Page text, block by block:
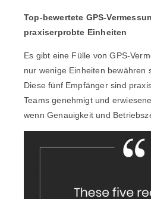
Top-bewertete GPS-
praxiserprobte Einheiten
Es gibt eine Fülle von GPS-
nur wenige Einheiten bewähren
Diese fünf Empfänger sind
Teams genehmigt und
wenn Genauigkeit und